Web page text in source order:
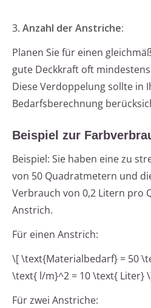
3. Anzahl der Anstriche:
Planen Sie für einen
gute Deckkraft oft
Diese Verdoppelung sollte in
Bedarfsberechnung
Beispiel zur
Beispiel: Sie haben eine zu
von 50 Quadratmetern und
Verbrauch von 0,2 Litern pro
Anstrich.
Für einen Anstrich:
\[ \text{Materialbedarf} = 50
\text{ l/m}^2 = 10 \text{ Liter}
Für zwei Anstriche: